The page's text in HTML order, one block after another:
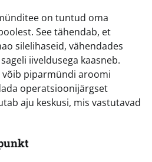
on tuntud oma
See tähendab, et
silelihaseid, vähendades
iiveldusega kaasneb.
piparmündi aroomi
operatsioonijärgset
aju keskusi, mis vastutavad